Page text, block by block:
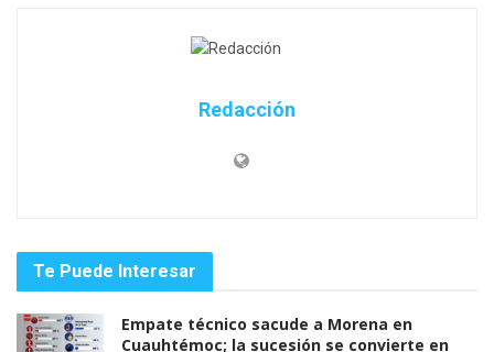
Redacción
Te Puede Interesar
Empate técnico sacude a Morena en
Cuauhtémoc; la sucesión se convierte en